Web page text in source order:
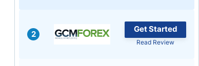
2
Get Started
Read Review